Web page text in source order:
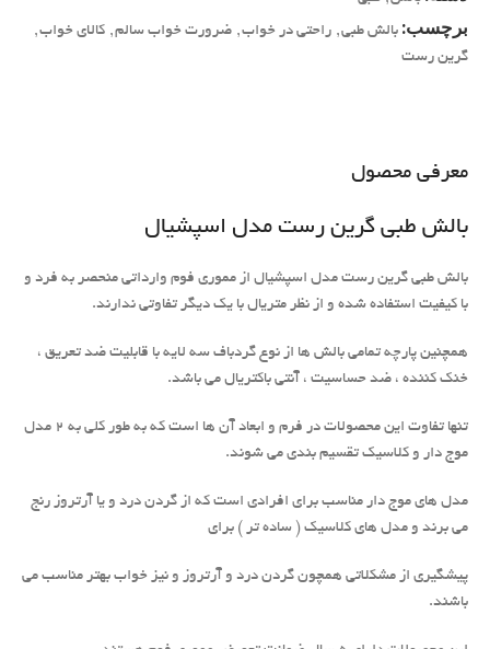
معرفی محصول
بالش طبی گرین رست مدل اسپشیال
بالش طبی گرین رست مدل اسپشیال از مموری فوم وارداتی منحصر به فرد و
با کیفیت استفاده شده و از نظر متریال با یک دیگر تفاوتی ندارند.
همچنین پارچه تمامی بالش ها از نوع گردباف سه لایه با قابلیت ضد تعریق ،
خنک کننده ، ضد حساسیت ، آنتی باکتریال می باشد.
تنها تفاوت این محصولات در فرم و ابعاد آن ها است که به طور کلی به 2 مدل
موج دار و کلاسیک تقسیم بندی می شوند.
مدل های موج دار مناسب برای افرادی است که از گردن درد و یا آرتروز رنج
می برند و مدل های کلاسیک ( ساده تر ) برای
پیشگیری از مشکلاتی همچون گردن درد و آرتروز و نیز خواب بهتر مناسب می
باشند.
برچسب: بالش طبی, راحتی در خواب, ضرورت خواب سالم, کالای خواب,
گرین رست